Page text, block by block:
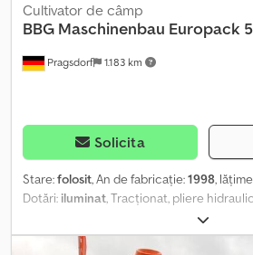
Pragsdorf 1.183 km
Cultivator de câmp
BBG Maschinenbau Europack
Solicita
Stare:folosit, An de fabricație:1998,
Dotări: iluminat, Tracționat, pliere
rolă_____șasiu, pliabil hidraulic, șină de
dinți de ancorare, rolă pentru bare de